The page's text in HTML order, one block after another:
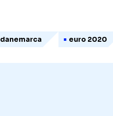
danemarca euro 2020